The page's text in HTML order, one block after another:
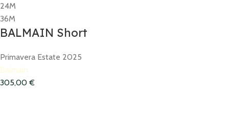
24M
36M
BALMAIN Short
Primavera Estate 2025
Balmain
305,00 €